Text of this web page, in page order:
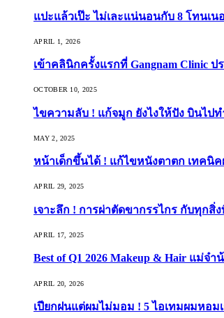
แปะแล้วเป๊ะ ไม่เละแน่นอนกับ 8 โทนเน
APRIL 1, 2026
เข้าคลินิกครั้งแรกที่ Gangnam Clinic
OCTOBER 10, 2025
ไขความลับ ! แก้จมูก ยังไงให้ปัง บินไปท
MAY 2, 2025
หน้าเด็กขึ้นได้ ! แก้ไขหนังตาตก เทคนิ
APRIL 29, 2025
เจาะลึก ! การผ่าตัดขากรรไกร กับทุก
APRIL 17, 2025
Best of Q1 2026 Makeup & Hair แม่จ๋
APRIL 20, 2026
เปียกฝนแต่ผมไม่มอม ! 5 ไอเทมผมหอม